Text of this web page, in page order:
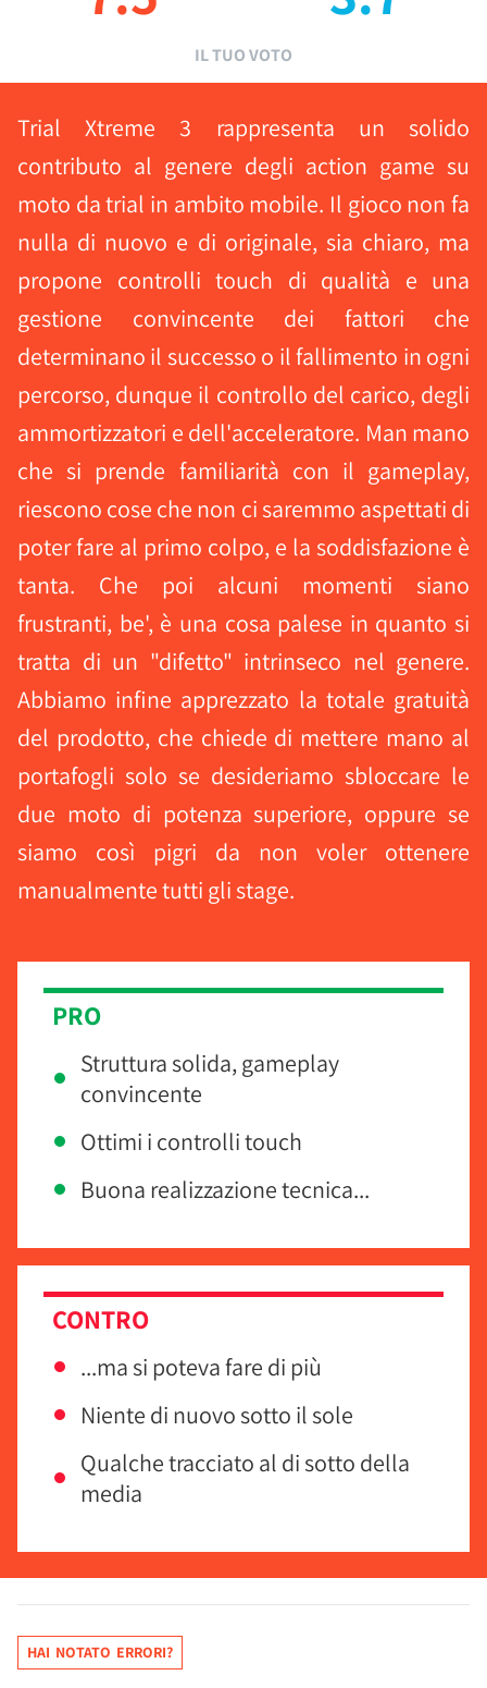
IL TUO VOTO
Trial Xtreme 3 rappresenta un solido
contributo al genere degli action game su
moto da trial in ambito mobile. Il gioco non fa
nulla di nuovo e di originale, sia chiaro, ma
propone controlli touch di qualità e una
gestione convincente dei fattori che
determinano il successo o il fallimento in ogni
percorso, dunque il controllo del carico, degli
ammortizzatori e dell'acceleratore. Man mano
che si prende familiarità con il gameplay,
riescono cose che non ci saremmo aspettati di
poter fare al primo colpo, e la soddisfazione è
tanta. Che poi alcuni momenti siano
frustranti, be', è una cosa palese in quanto si
tratta di un "difetto" intrinseco nel genere.
Abbiamo infine apprezzato la totale gratuità
del prodotto, che chiede di mettere mano al
portafogli solo se desideriamo sbloccare le
due moto di potenza superiore, oppure se
siamo così pigri da non voler ottenere
manualmente tutti gli stage.
PRO
Struttura solida, gameplay
convincente
Ottimi i controlli touch
Buona realizzazione tecnica...
CONTRO
...ma si poteva fare di più
Niente di nuovo sotto il sole
Qualche tracciato al di sotto della
media
HAI NOTATO ERRORI?